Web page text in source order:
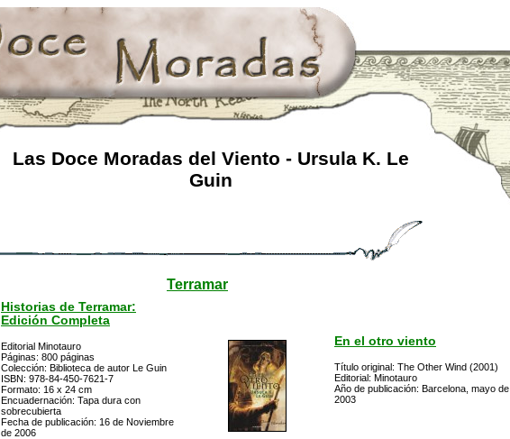
Las Doce Moradas del Viento - Ursula K. Le
Guin
Terramar
Historias de Terramar:
Edición Completa
Editorial Minotauro
Páginas: 800 páginas
Colección: Biblioteca de autor Le Guin
ISBN: 978-84-450-7621-7
Formato: 16 x 24 cm
Encuadernación: Tapa dura con
sobrecubierta
Fecha de publicación: 16 de Noviembre
de 2006
En el otro viento
Título original: The Other Wind (2001)
Editorial: Minotauro
Año de publicación: Barcelona, mayo de
2003